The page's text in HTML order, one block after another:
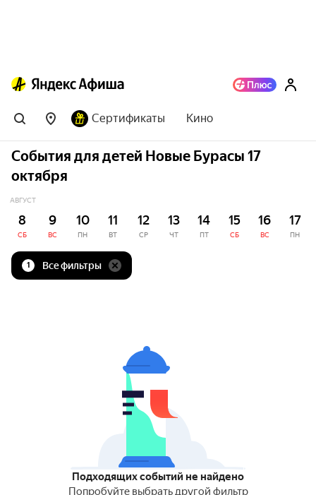
Сертификаты Кино
События для детей Новые Бурасы 17
октября
АВГУСТ
8
СБ
9
ВС
10
ПН
11
ВТ
12
СР
13
ЧТ
14
ПТ
15
СБ
16
ВС
17
ПН
1 Все фильтры
Подходящих событий не найдено
Попробуйте выбрать другой фильтр